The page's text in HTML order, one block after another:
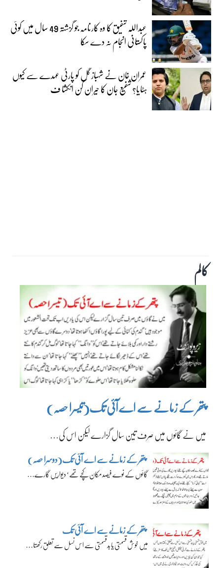
عبداللہ شفیق کا وہ کارنامہ جو گزشتہ 49 سال میں کوئی
پاکستانی انجام نہ دے سکا
عمران خان نے شہباز گل کو پارٹی عہدے سے کیوں
ہٹایا؟ شفیع جان کا حیران کن انکشا ف
کالم
پتھر کے زمانے سے اے آئی تک(تیسرا حصہ)
میں نے گائوں میں صرف تین سال گزارے لیکن اس کی…
پتھر کے زمانے سے اے آئی تک(دوسرا حصہ)
گائوں کے نوے فیصد مکان کچے تھے‘ دیواریں گارے…
پتھر کے زمانے سے اے آئی تک
میں خوش قسمتی یا بدقسمتی سے اس نسل سے تعلق رکھتا…